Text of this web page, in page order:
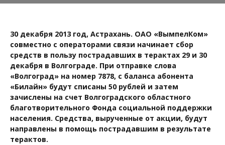
30 декабря 2013 год, Астрахань. ОАО «ВымпелКом»
совместно с операторами связи начинает сбор
средств в пользу пострадавших в терактах 29 и 30
декабря в Волгограде. При отправке слова
«Волгоград» на номер 7878, с баланса абонента
«Билайн» будут списаны 50 рублей и затем
зачислены на счет Волгоградского областного
благотворительного Фонда социальной поддержки
населения. Средства, вырученные от акции, будут
направлены в помощь пострадавшим в результате
терактов.